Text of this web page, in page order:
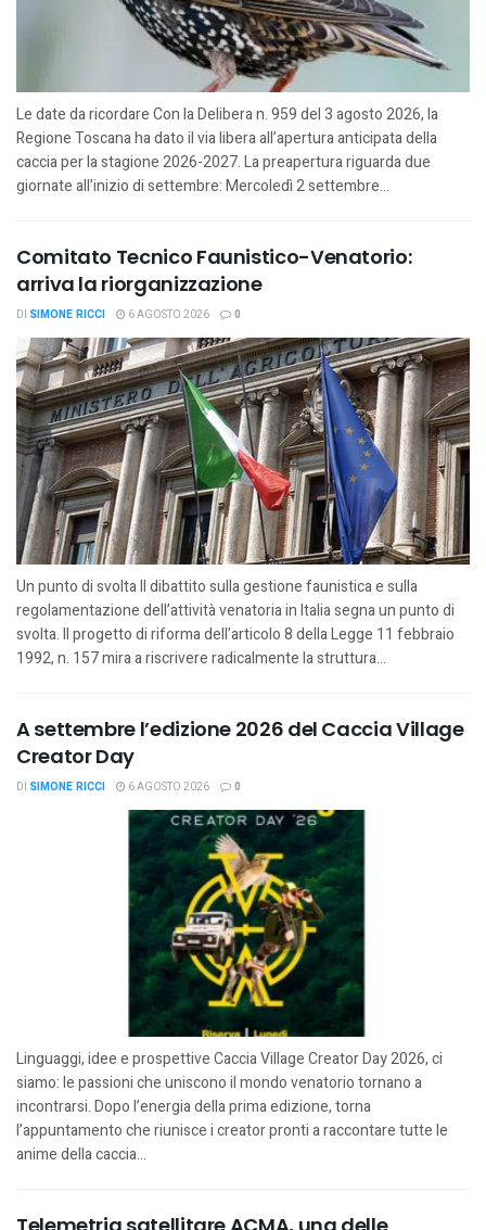
Le date da ricordare Con la Delibera n. 959 del 3 agosto 2026, la
Regione Toscana ha dato il via libera all’apertura anticipata della
caccia per la stagione 2026-2027. La preapertura riguarda due
giornate all’inizio di settembre: Mercoledì 2 settembre...
Comitato Tecnico Faunistico-Venatorio:
arriva la riorganizzazione
DI SIMONE RICCI 6 AGOSTO 2026 0
Un punto di svolta Il dibattito sulla gestione faunistica e sulla
regolamentazione dell’attività venatoria in Italia segna un punto di
svolta. Il progetto di riforma dell’articolo 8 della Legge 11 febbraio
1992, n. 157 mira a riscrivere radicalmente la struttura...
A settembre l’edizione 2026 del Caccia Village
Creator Day
DI SIMONE RICCI 6 AGOSTO 2026 0
Linguaggi, idee e prospettive Caccia Village Creator Day 2026, ci
siamo: le passioni che uniscono il mondo venatorio tornano a
incontrarsi. Dopo l’energia della prima edizione, torna
l’appuntamento che riunisce i creator pronti a raccontare tutte le
anime della caccia...